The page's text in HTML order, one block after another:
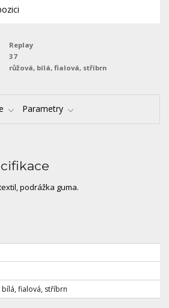
Replay
37
růžová, bílá, fialová, stříbrn
Parametry
podrážka guma.
fialová, stříbrn